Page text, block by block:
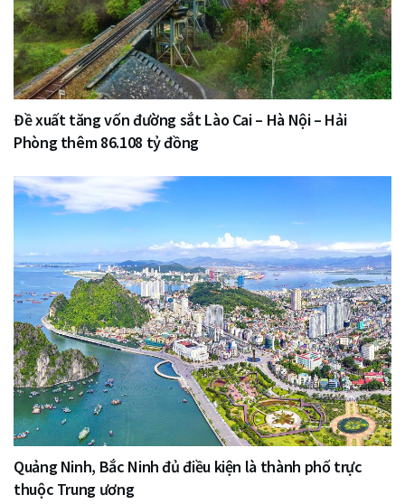
Đề xuất tăng vốn đường sắt Lào Cai – Hà Nội – Hải
Phòng thêm 86.108 tỷ đồng
Quảng Ninh, Bắc Ninh đủ điều kiện là thành phố trực
thuộc Trung ương